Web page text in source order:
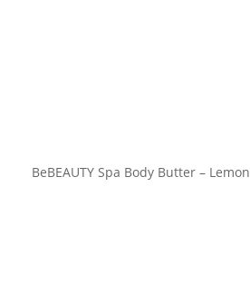
BeBEAUTY Spa Body Butter – Lemon